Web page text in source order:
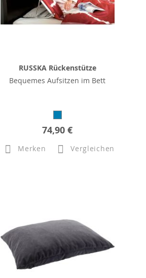
RUSSKA Rückenstütze
Bequemes Aufsitzen im Bett
74,90 €
Merken Vergleichen